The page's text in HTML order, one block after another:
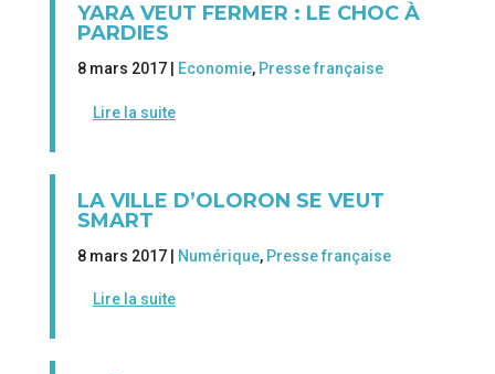
YARA VEUT FERMER : LE CHOC À
PARDIES
8 mars 2017 | Economie, Presse française
Lire la suite
LA VILLE D’OLORON SE VEUT
SMART
8 mars 2017 | Numérique, Presse française
Lire la suite